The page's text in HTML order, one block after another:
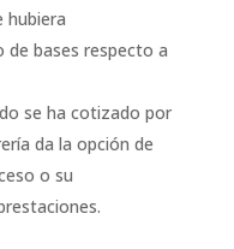
hubiera
bases respecto a
se ha cotizado por
da la opción de
o su